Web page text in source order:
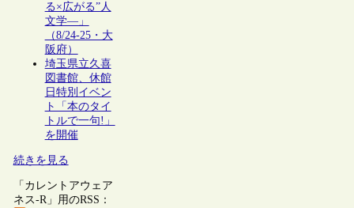
る×広がる”人
文学―」
（8/24-25・大
阪府）
埼玉県立久喜
図書館、休館
日特別イベン
ト「本のタイ
トルで一句!」
を開催
続きを見る
「カレントアウェア
ネス-R」用のRSS：